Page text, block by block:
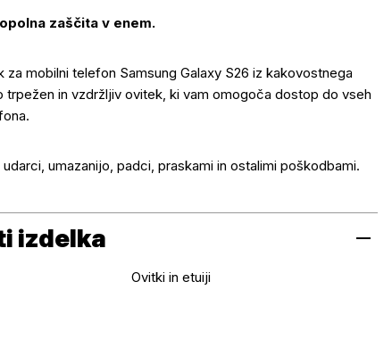
zaščita v enem.
za mobilni telefon Samsung Galaxy S26 iz kakovostnega
trpežen in vzdržljiv ovitek, ki vam omogoča dostop do vseh
umazanijo, padci, praskami in ostalimi poškodbami.
izdelka
Ovitki in etuiji